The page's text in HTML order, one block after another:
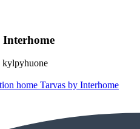
Interhome
kylpyhuone
home Tarvas by Interhome